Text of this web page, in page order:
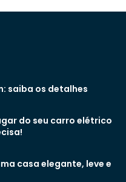
saiba os detalhes
do seu carro elétrico
casa elegante, leve e